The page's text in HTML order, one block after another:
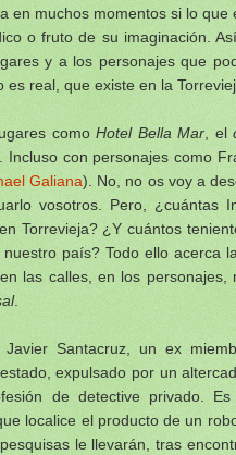
en muchos momentos si lo que
o fruto de su imaginación.
y a los personajes que
real, que existe en la
como Hotel Bella Mar, el
Incluso con personajes como
Galiana). No, no os voy a
vosotros. Pero, ¿cuántas
Torrevieja? ¿Y cuántos
país? Todo ello acerca
las calles, en los personajes,
.
Javier Santacruz, un ex
expulsado por un
de detective privado.
localice el producto de un
le llevarán, tras